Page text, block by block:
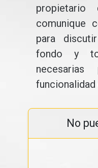
comunique
para
fondo y
No